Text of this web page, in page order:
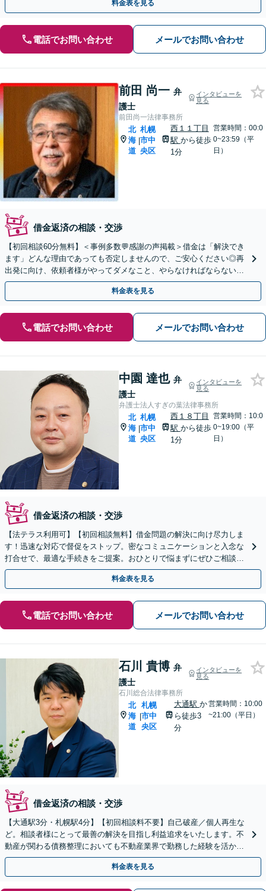
料金表を見る
電話でお問い合わせ メールでお問い合わせ
前田 尚一 弁
護士
インタビューを
見る
前田尚一法律事務所
北
海
道
|
札幌
市中
央区
西１１丁目
駅 から徒歩
1分
営業時間：00:0
0~23:59（平
日）
借金返済の相談・交渉
【初回相談60分無料】＜事例多数💬感謝の声掲載＞借金は「解決でき
ます」どんな理由であっても否定しませんので、ご安心ください◎再
出発に向け、依頼者様がやってダメなこと、やらなければならないこ
とを迅速・的確にアドバイス【セカンドオピニオン可】
料金表を見る
電話でお問い合わせ メールでお問い合わせ
中園 達也 弁
護士
インタビューを
見る
弁護士法人すぎの葉法律事務所
北
海
道
|
札幌
市中
央区
西１８丁目
駅 から徒歩
1分
営業時間：10:0
0~19:00（平
日）
借金返済の相談・交渉
【法テラス利用可】【初回相談無料】借金問題の解決に向け尽力しま
す！迅速な対応で督促をストップ。密なコミュニケーションと入念な
打合せで、最適な手続きをご提案。おひとりで悩まずにぜひご相談く
ださい。自己破産・個人再生・任意整理など
料金表を見る
電話でお問い合わせ メールでお問い合わせ
石川 貴博 弁
護士
インタビューを
見る
石川総合法律事務所
北
海
道
|
札幌
市中
央区
大通駅 か
ら徒歩3
分
営業時間：10:00
~21:00（平日）
借金返済の相談・交渉
【大通駅3分・札幌駅4分】【初回相談料不要】自己破産／個人再生な
ど。相談者様にとって最善の解決を目指し利益追求をいたします。不
動産が関わる債務整理においても不動産業界で勤務した経験を活かし
て相談者様にとって有利な解決ができるよう尽力します。
料金表を見る